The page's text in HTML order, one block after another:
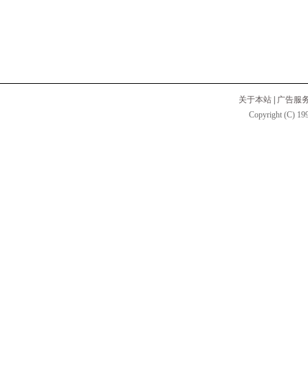
关于本站
广告服
Copyright (C)